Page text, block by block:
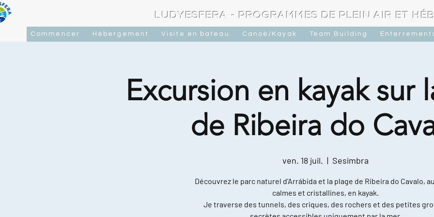
LUDYESFERA - PROGRAMMES DE PLEIN AIR ET
Commencer Hébergement Visite en bateau Canoë/Kayak Team Building
Excursion en kayak sur
de Ribeira do
ven. 18 juil.
  |
Sesimbra
Découvrez le parc naturel d'Arrábida et la plage de Ribeira do Cavalo,
calmes et cristallines, en kayak.
Je traverse des tunnels, des criques, des rochers et des petites